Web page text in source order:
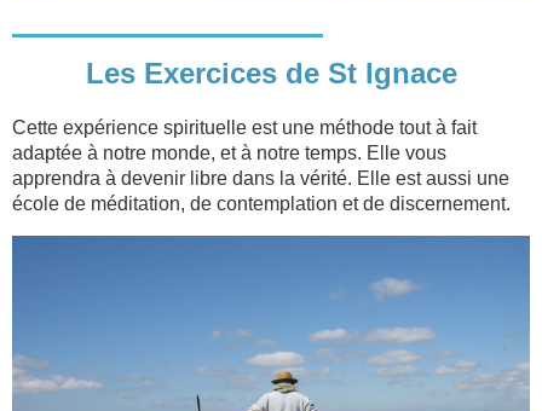
Les Exercices de St Ignace
Cette expérience spirituelle est une méthode tout à fait
adaptée à notre monde, et à notre temps. Elle vous
apprendra à devenir libre dans la vérité. Elle est aussi une
école de méditation, de contemplation et de discernement.